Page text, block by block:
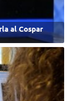
al Cospar